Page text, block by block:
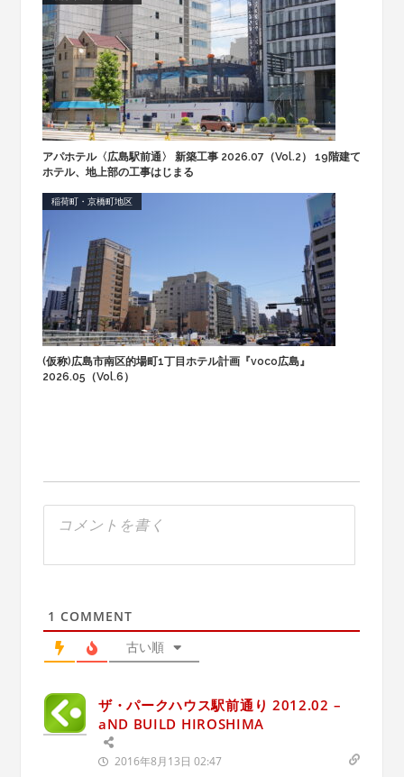
アパホテル〈広島駅前通〉 新築工事 2026.07（Vol.2） 19階建て
ホテル、地上部の工事はじまる
稲荷町・京橋町地区
(仮称)広島市南区的場町1丁目ホテル計画『voco広島』
2026.05（Vol.6）
1 COMMENT
古い順
ザ・パークハウス駅前通り 2012.02 –
aND BUILD HIROSHIMA
2016年8月13日 02:47